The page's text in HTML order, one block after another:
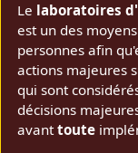
Le laboratoires
est un des
personnes afin
actions majeures
qui sont
décisions
avanttoute